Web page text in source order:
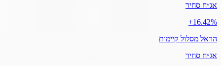
אג״ח סחיר
‎+16.42%
הראל מסלול קיימות
אג״ח סחיר